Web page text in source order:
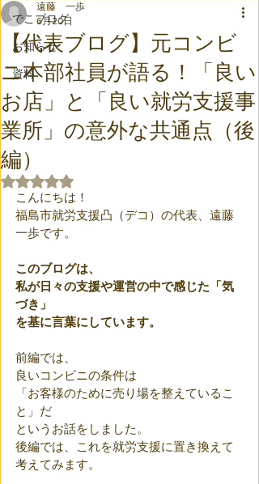
でこブログ
お知らせ
資料
【代表ブログ】元コンビ
ニ本部社員が語る！「良い
お店」と「良い就労支援事
業所」の意外な共通点（後
編）
遠藤 一歩
6月20日
5つ星のうちNaNと評価されています。
こんにちは！
福島市就労支援凸（デコ）の代表、遠藤
一歩です。
このブログは、
私が日々の支援や運営の中で感じた「気
づき」
を基に言葉にしています。
前編では、
良いコンビニの条件は
「お客様のために売り場を整えているこ
と」だ
というお話をしました。
後編では、これを就労支援に置き換えて
考えてみます。